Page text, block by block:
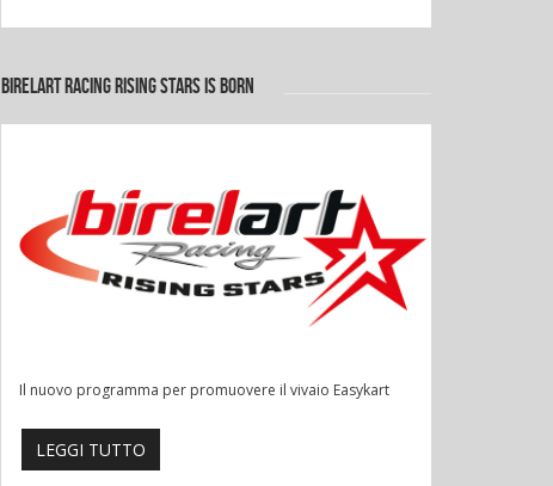
BIRELART RACING RISING STARS IS BORN
Il nuovo programma per promuovere il vivaio Easykart
LEGGI TUTTO